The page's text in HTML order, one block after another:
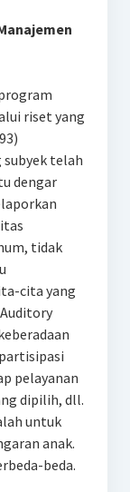
riset yang
telah
dengar
tidak
cita yang
pelayanan
dipilih, dll.
untuk
anak.
beda.